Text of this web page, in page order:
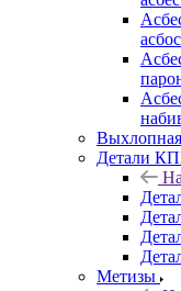
Детали
Метизы